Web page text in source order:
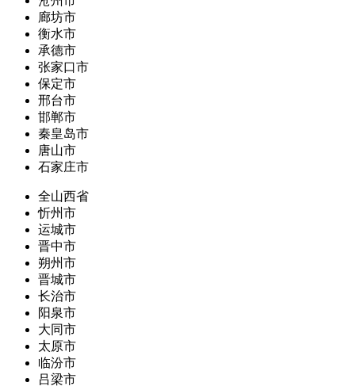
廊坊市
衡水市
承德市
张家口市
保定市
邢台市
邯郸市
秦皇岛市
唐山市
石家庄市
全山西省
忻州市
运城市
晋中市
朔州市
晋城市
长治市
阳泉市
大同市
太原市
临汾市
吕梁市